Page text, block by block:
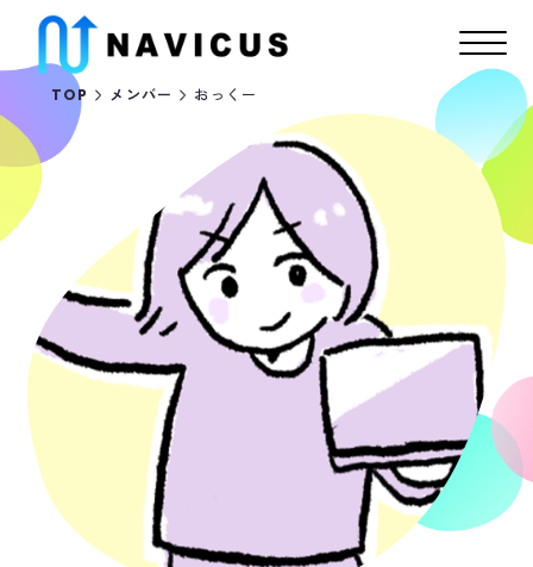
TOP メンバー おっくー